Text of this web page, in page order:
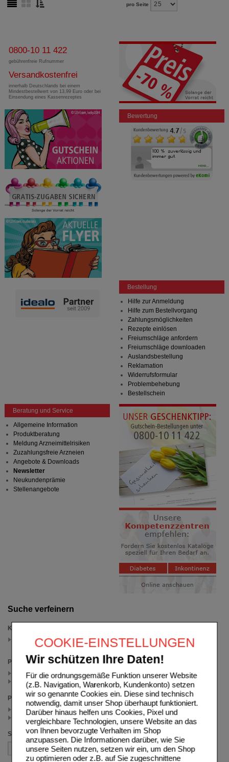
COOKIE-EINSTELLUNGEN
Wir schützen Ihre Daten!
Für die ordnungsgemäße Funktion unserer Website
(z.B. Navigation, Warenkorb, Kundenkonto) setzen
wir so genannte Cookies ein. Diese sind technisch
notwendig, damit unser Shop überhaupt funktioniert.
Darüber hinaus helfen uns Cookies, Pixel und
vergleichbare Technologien, unsere Website an das
von Ihnen bevorzugte Verhalten im Shop
anzupassen. Die Informationen darüber, wie Sie
unsere Seiten nutzen, setzen wir ein, um den Shop
zu optimieren oder z.B. auf Sie zugeschnittene
Suche verfeinern
Kategorien
Lokalanästhetika
(auswahl entfernen)
Packungsgröße
5X50 ml (1)
50 ml (1)
Preis
< 25.00 (1)
>= 25.00 (1)
Sortieren nach
pro Seite
0800-10 11 422
gebührenfreie Rufnummer
Versandkostenfrei
innerhalb Deutschlands bei einem
Mindestbestellwert von 13,99 Euro oder bei
Einsendung eines Kassenrezeptes
Bewertung
Bestellung
Hilfe zur Anmeldung
Hilfe zum Bestellvorgang
Zahlungsmöglichkeiten
Rezepte einlösen
Freiumschläge anfordern
Freiumschläge downloaden
Auslandsbestellung
Reklamation
Widerrufsformular
Problembehebung
Bestellschein
Beratung und Service
Allgemeine Information
Produktberatung
Meldung Arzneimittelrisiken
Zuzahlungsfreie Arzneien
Angebote & Downloads
Newsletter
Neukundenprämie
Stellenangebote